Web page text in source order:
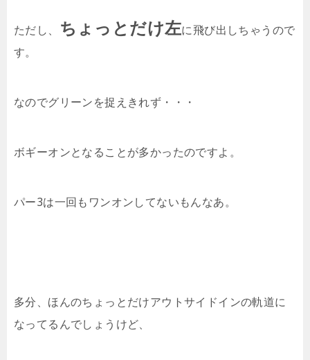
ただし、 ちょっとだけ左に飛び出しちゃうので
す。
なのでグリーンを捉えきれず・・・
ボギーオンとなることが多かったのですよ。
パー3は一回もワンオンしてないもんなあ。
多分、ほんのちょっとだけアウトサイドインの軌道に
なってるんでしょうけど、